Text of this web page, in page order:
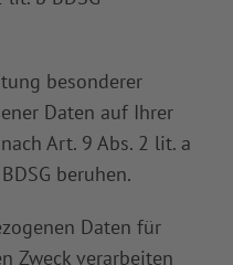
besonderer
Daten auf Ihrer
Art. 9 Abs. 2 lit. a
beruhen.
Daten für
Zweck verarbeiten